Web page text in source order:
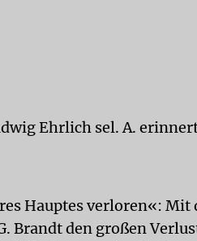
Ehrlich sel. A.
Hauptes verloren«: Mit
Brandt den großen